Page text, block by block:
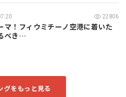
22806
マ！フィウミチーノ空港に着いた
べき…
グをもっと見る